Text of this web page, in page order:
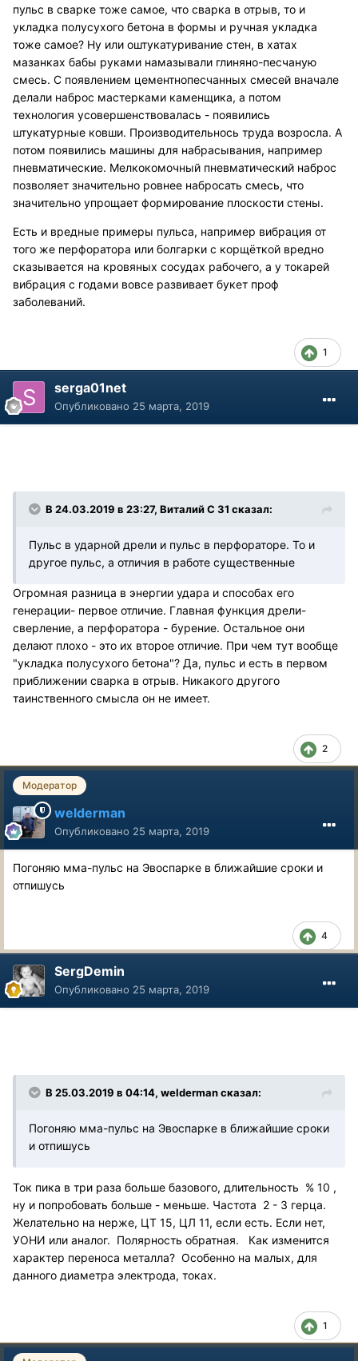
пульс в сварке тоже самое, что сварка в отрыв, то и
укладка полусухого бетона в формы и ручная укладка
тоже самое? Ну или оштукатуривание стен, в хатах
мазанках бабы руками намазывали глиняно-песчаную
смесь. С появлением цементнопесчанных смесей вначале
делали наброс мастерками каменщика, а потом
технология усовершенствовалась - появились
штукатурные ковши. Производительнось труда возросла. А
потом появились машины для набрасывания, например
пневматические. Мелкокомочный пневматический наброс
позволяет значительно ровнее набросать смесь, что
значительно упрощает формирование плоскости стены.
Есть и вредные примеры пульса, например вибрация от
того же перфоратора или болгарки с корщёткой вредно
сказывается на кровяных сосудах рабочего, а у токарей
вибрация с годами вовсе развивает букет проф
заболеваний.
1
serga01net
Опубликовано 25 марта, 2019
В 24.03.2019 в 23:27, Виталий С 31 сказал:
Пульс в ударной дрели и пульс в перфораторе. То и
другое пульс, а отличия в работе существенные
Огромная разница в энергии удара и способах его
генерации- первое отличие. Главная функция дрели-
сверление, а перфоратора - бурение. Остальное они
делают плохо - это их второе отличие. При чем тут вообще
"укладка полусухого бетона"? Да, пульс и есть в первом
приближении сварка в отрыв. Никакого другого
таинственного смысла он не имеет.
2
Модератор
welderman
Опубликовано 25 марта, 2019
Погоняю мма-пульс на Эвоспарке в ближайшие сроки и
отпишусь
4
SergDemin
Опубликовано 25 марта, 2019
В 25.03.2019 в 04:14, welderman сказал:
Погоняю мма-пульс на Эвоспарке в ближайшие сроки
и отпишусь
Ток пика в три раза больше базового, длительность % 10 ,
ну и попробовать больше - меньше. Частота 2 - 3 герца.
Желательно на нерже, ЦТ 15, ЦЛ 11, если есть. Если нет,
УОНИ или аналог. Полярность обратная. Как изменится
характер переноса металла? Особенно на малых, для
данного диаметра электрода, токах.
1